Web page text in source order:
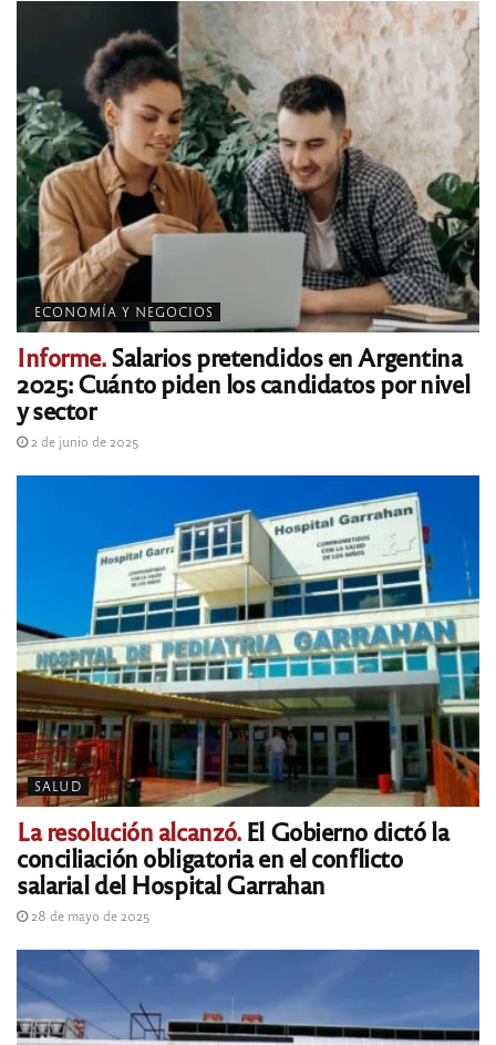
ECONOMÍA Y NEGOCIOS
Informe.Salarios pretendidos en Argentina
2025: Cuánto piden los candidatos por nivel
y sector
2 de junio de 2025
SALUD
La resolución alcanzó.El Gobierno dictó la
conciliación obligatoria en el conflicto
salarial del Hospital Garrahan
28 de mayo de 2025